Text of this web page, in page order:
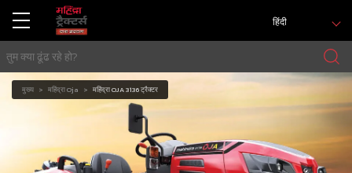
हिंदी
मुख्य महिंद्रा Oja महिंद्रा OJA 3136 ट्रैक्टर